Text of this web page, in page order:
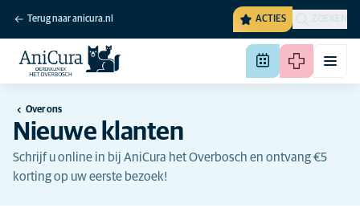
Terug naar anicura.nl ACTIES ZOEKEN
Over ons
Nieuwe klanten
Schrijf u online in bij AniCura het Overbosch en ontvang €5
korting op uw eerste bezoek!